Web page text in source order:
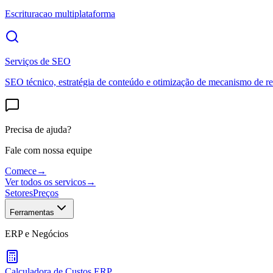
Escrituracao multiplataforma
Serviços de SEO
SEO técnico, estratégia de conteúdo e otimização de mecanismo de
Precisa de ajuda?
Fale com nossa equipe
Comece→
Ver todos os servicos→
SetoresPreços
Ferramentas
ERP e Negócios